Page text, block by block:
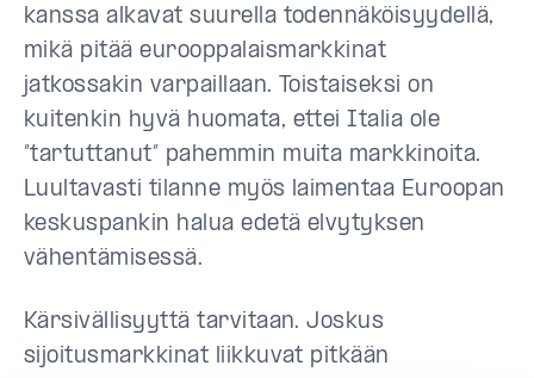
kanssa alkavat suurella todennäköisyydellä,
mikä pitää eurooppalaismarkkinat
jatkossakin varpaillaan. Toistaiseksi on
kuitenkin hyvä huomata, ettei Italia ole
”tartuttanut” pahemmin muita markkinoita.
Luultavasti tilanne myös laimentaa Euroopan
keskuspankin halua edetä elvytyksen
vähentämisessä.
Kärsivällisyyttä tarvitaan. Joskus
sijoitusmarkkinat liikkuvat pitkään